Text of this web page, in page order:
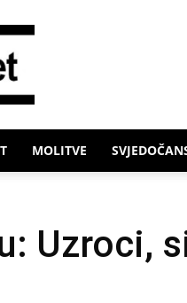
MOLITVE
Uzroci,